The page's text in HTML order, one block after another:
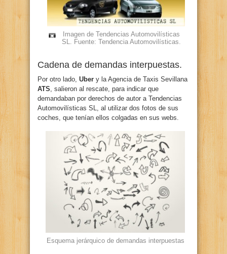
Imagen de Tendencias Automovilísticas
SL. Fuente: Tendencia Automovilísticas.
Cadena de demandas interpuestas.
Por otro lado, Uber y la Agencia de Taxis Sevillana
ATS, salieron al rescate, para indicar que
demandaban por derechos de autor a Tendencias
Automovilísticas SL, al utilizar dos fotos de sus
coches, que tenían ellos colgadas en sus webs.
Esquema jerárquico de demandas interpuestas